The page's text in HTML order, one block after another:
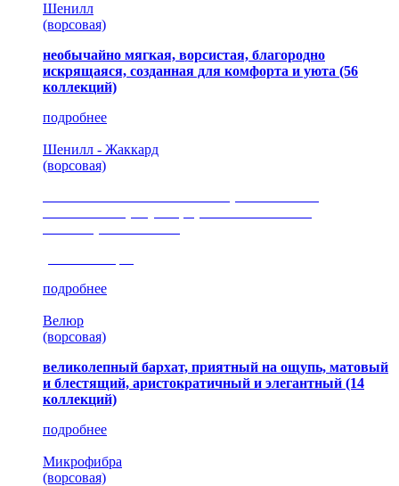
Шенилл
(ворсовая)
необычайно мягкая, ворсистая, благородно
искрящаяся, созданная для комфорта и уюта (56
коллекций)
подробнее
Шенилл - Жаккард
(ворсовая)
подробнее
Велюр
(ворсовая)
великолепный бархат, приятный на ощупь, матовый
и блестящий, аристократичный и элегантный (14
коллекций)
подробнее
Микрофибра
(ворсовая)